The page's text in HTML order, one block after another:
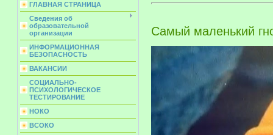
ГЛАВНАЯ СТРАНИЦА
Сведения об
образовательной
организации
ИНФОРМАЦИОННАЯ
БЕЗОПАСНОСТЬ
ВАКАНСИИ
СОЦИАЛЬНО-
ПСИХОЛОГИЧЕСКОЕ
ТЕСТИРОВАНИЕ
НОКО
ВСОКО
Самый маленький